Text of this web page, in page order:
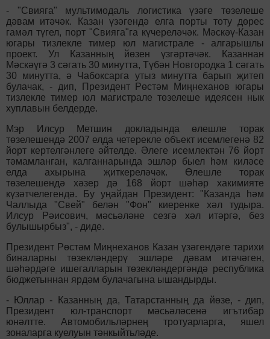
- "Свияга" мультимодаль логистика үзәге төзелеше
дәвам итәчәк. Казан үзәгендә елга порты тоту дөрес
гамәл түгел, порт "Свияга"га күчереләчәк. Мәскәү-Казан
югары тизлекле тимер юл магистрале - алгарышлы
проект. Ул Казанның йөзен үзгәртәчәк. Казаннан
Мәскәүгә 3 сәгать 30 минутта, Түбән Новгородка 1 сәгать
30 минутта, ә Чабоксарга утыз минутта барып җитеп
булачак, - дип, Президент Рөстәм Миңнеханов югары
тизлекле тимер юл магистрале төзелеше идеясен нык
хуплавын белдерде.
Мэр Илсур Метшин докладында өлешле торак
төзелешендә 2007 елда четерекле объект исемлегенә 82
йорт кертелгәнлеге әйтелде. Әлеге исемлектән 76 йорт
тәмамланган, калганнарында эшләр быел һәм киләсе
елда ахырына җиткереләчәк. Өлешле торак
төзелешендә хәзер дә 168 йорт шәһәр хакимияте
күзәтчелегендә. Бу уңайдан Президент: "Казанда һәм
Чаллыда "Свей" белән "Фон" киеренке хәл тудыра.
Илсур Рәисович, мәсьәләне сезгә хәл итәргә, без
булышырбыз", - диде.
Президент Рөстәм Миңнеханов Казан үзәгендәге тарихи
биналарны төзекләндерү эшләре дәвам итәчәген,
шәһәрдәге ишегалларын төзекләндергәндә республика
бюджетыннан ярдәм булачагына ышандырды.
- Юллар - Казанның да, Татарстанның да йөзе, - дип,
Президент юл-транспорт мәсьәләсенә игътибар
юнәлтте. Автомобильләрнең тротуарларга, яшел
зоналарга куелуын тәнкыйтьләде.